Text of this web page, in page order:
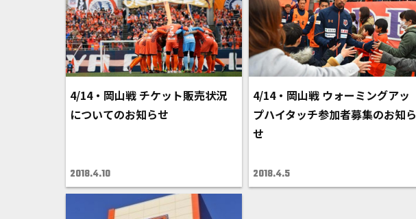
4/14・岡山戦 チケット販売状況
についてのお知らせ
2018.4.10
4/14・岡山戦 ウォーミングアッ
プハイタッチ参加者募集のお知ら
せ
2018.4.5